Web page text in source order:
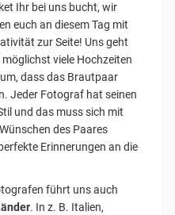
Ihr bei uns bucht, wir
euch an diesem Tag mit
zur Seite! Uns geht
viele Hochzeiten
dass das Brautpaar
Jeder Fotograf hat seinen
und das muss sich mit
des Paares
Erinnerungen an die
führt uns auch
. In z. B. Italien,